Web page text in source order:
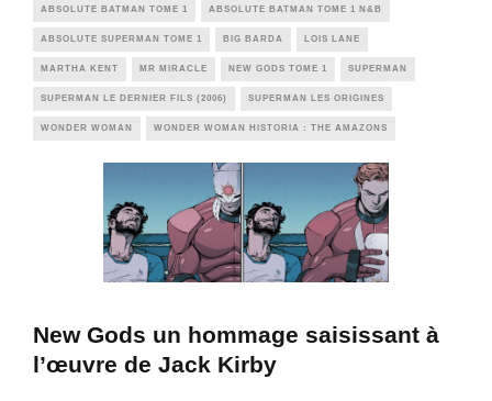
ABSOLUTE BATMAN TOME 1 ABSOLUTE BATMAN TOME 1 N&B
ABSOLUTE SUPERMAN TOME 1 BIG BARDA LOIS LANE
MARTHA KENT MR MIRACLE NEW GODS TOME 1 SUPERMAN
SUPERMAN LE DERNIER FILS (2006) SUPERMAN LES ORIGINES
WONDER WOMAN WONDER WOMAN HISTORIA : THE AMAZONS
New Gods un hommage saisissant à
l’œuvre de Jack Kirby